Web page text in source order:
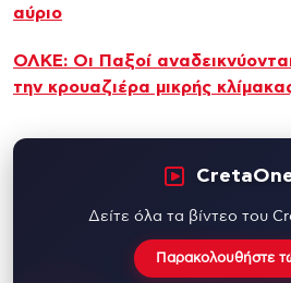
αύριο
ΟΛΚΕ: Οι Παξοί
την κρουαζιέρα μικρής
Δείτε όλα τα βίντεο του
Παρακολουθήστε